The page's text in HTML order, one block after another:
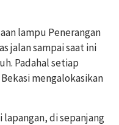
lampu Penerangan
jalan sampai saat ini
Padahal setiap
mengalokasikan
lapangan, di sepanjang